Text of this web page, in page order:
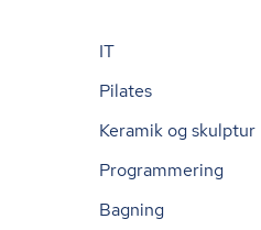
IT
Pilates
Keramik og skulptur
Programmering
Bagning